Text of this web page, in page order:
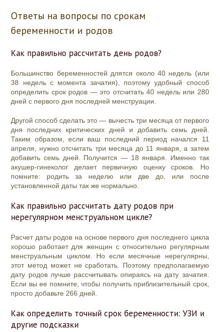
Ответы на вопросы по срокам
беременности и родов
Как правильно рассчитать день родов?
Большинство беременностей длятся около 40 недель (или
38 недель с момента зачатия), поэтому удобный способ
определить срок родов — это отсчитать 40 недель или 280
дней с первого дня последней менструации.
Другой способ сделать это — вычесть три месяца от первого
дня последних критических дней и добавить семь дней.
Таким образом, если ваш последний период начался 11
апреля, нужно отсчитать три месяца до 11 января, а затем
добавить семь дней. Получится — 18 января. Именно так
акушер-гинеколог делает первичную оценку сроков. Но
помните: родить за неделю или две до, или после
установленной даты так же нормально.
Как правильно рассчитать дату родов при
нерегулярном менструальном цикле?
Расчет даты родов на основе первого дня последнего цикла
хорошо работает для женщин с относительно регулярным
менструальным циклом. Но если месячные нерегулярны,
этот метод может не сработать. Поэтому предполагаемую
дату родов лучше рассчитывать опираясь на дату зачатия.
Если вы ее помните, чтобы получить приблизительный срок,
просто добавьте 266 дней.
Как определить точный срок беременности: УЗИ и
другие подсказки